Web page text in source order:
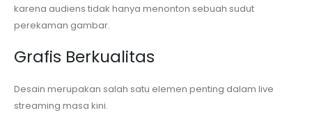
karena audiens tidak hanya menonton sebuah sudut
perekaman gambar.
Grafis Berkualitas
Desain merupakan salah satu elemen penting dalam live
streaming masa kini.